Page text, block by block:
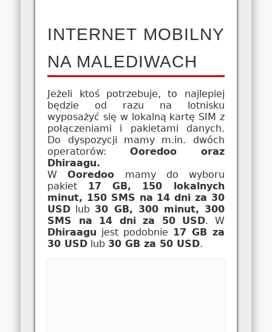
INTERNET MOBILNY
NA MALEDIWACH
Jeżeli ktoś potrzebuje, to najlepiej
będzie od razu na lotnisku
wyposażyć się w lokalną kartę SIM z
połączeniami i pakietami danych.
Do dyspozycji mamy m.in. dwóch
operatorów: Ooredoo oraz
Dhiraagu.
WOoredoo mamy do wyboru
pakiet 17 GB, 150 lokalnych
minut, 150 SMS na 14 dni za 30
USD lub 30 GB, 300 minut, 300
SMS na 14 dni za 50 USD. W
Dhiraagu jest podobnie 17 GB za
30 USD lub 30 GB za 50 USD.